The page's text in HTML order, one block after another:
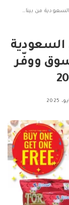
ووفّر الآن حتى 20 مايو 2025
السعودية
ووفّر